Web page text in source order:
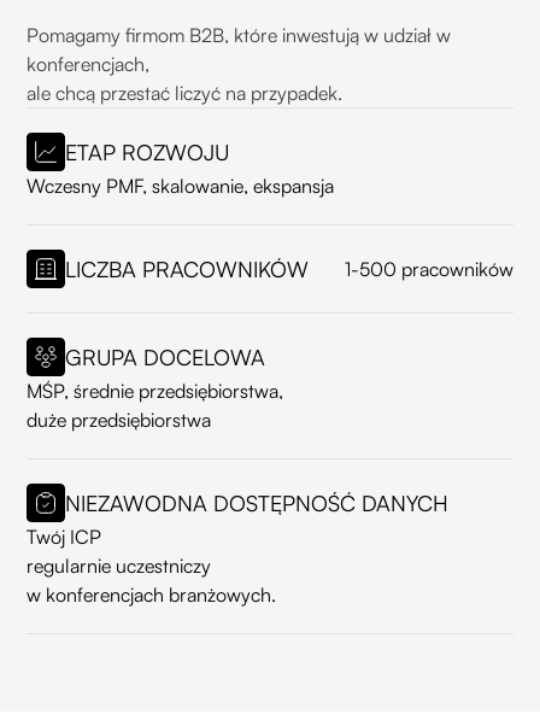
Pomagamy firmom B2B, które inwestują w udział w
konferencjach,
ale chcą przestać liczyć na przypadek.
ETAP ROZWOJU
Wczesny PMF, skalowanie, ekspansja
LICZBA PRACOWNIKÓW 1-500 pracowników
GRUPA DOCELOWA
MŚP, średnie przedsiębiorstwa,
duże przedsiębiorstwa
NIEZAWODNA DOSTĘPNOŚĆ DANYCH
Twój ICP
regularnie uczestniczy
w konferencjach branżowych.